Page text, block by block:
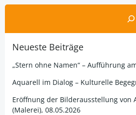
Suchen
Neueste Beiträge
„Stern ohne Namen“ – Aufführung
Aquarell im Dialog – Kulturelle
Eröffnung der Bilderausstellung von
(Malerei), 08.05.2026